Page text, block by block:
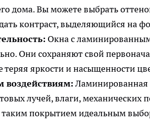
дома. Вы можете выбрать
контраст, выделяющийся на
Окна с
Они сохраняют свой
яркости и насыщенности
воздействиям:Ламинированная
лучей, влаги, механических
таким покрытием идеальным